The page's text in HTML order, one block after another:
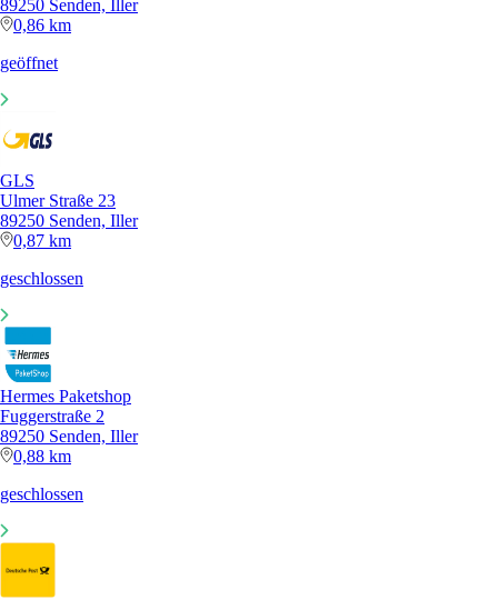
89250 Senden, Iller
0,86 km
geöffnet
GLS
Ulmer Straße 23
89250 Senden, Iller
0,87 km
geschlossen
Hermes Paketshop
Fuggerstraße 2
89250 Senden, Iller
0,88 km
geschlossen